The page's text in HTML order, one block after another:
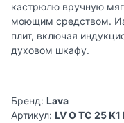
кастрюлю вручную
моющим средством.
плит, включая
духовом шкафу.
Бренд: Lava
Артикул: LV O TC 25 K1